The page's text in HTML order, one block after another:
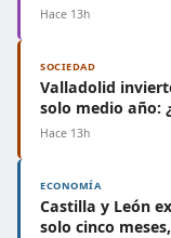
Hace 13h
SOCIEDAD
Valladolid
solo medio año:
Hace 13h
ECONOMÍA
Castilla y León
solo cinco